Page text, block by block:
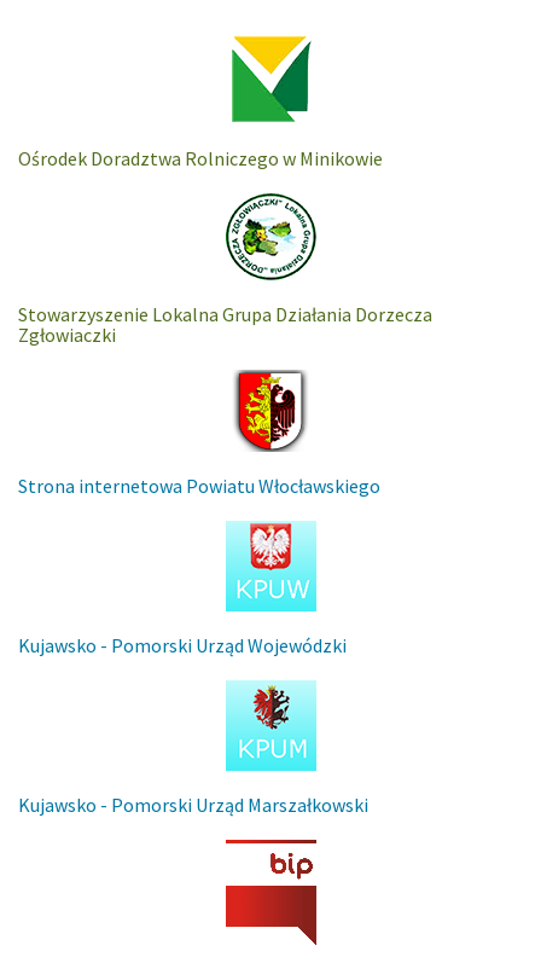
Ośrodek Doradztwa Rolniczego w Minikowie
Stowarzyszenie Lokalna Grupa Działania Dorzecza
Zgłowiaczki
Strona internetowa Powiatu Włocławskiego
Kujawsko - Pomorski Urząd Wojewódzki
Kujawsko - Pomorski Urząd Marszałkowski